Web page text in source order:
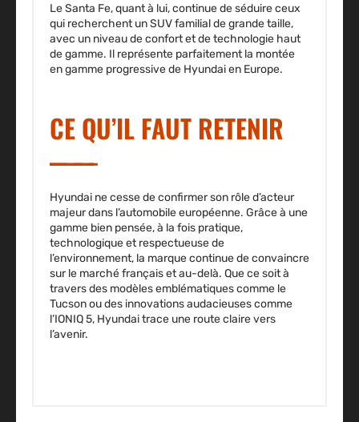
Le Santa Fe, quant à lui, continue de séduire ceux
qui recherchent un SUV familial de grande taille,
avec un niveau de confort et de technologie haut
de gamme. Il représente parfaitement la montée
en gamme progressive de Hyundai en Europe.
CE QU’IL FAUT RETENIR
Hyundai ne cesse de confirmer son rôle d’acteur
majeur dans l’automobile européenne. Grâce à une
gamme bien pensée, à la fois pratique,
technologique et respectueuse de
l’environnement, la marque continue de convaincre
sur le marché français et au-delà. Que ce soit à
travers des modèles emblématiques comme le
Tucson ou des innovations audacieuses comme
l’IONIQ 5, Hyundai trace une route claire vers
l’avenir.